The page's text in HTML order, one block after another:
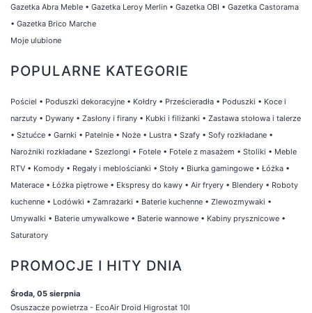
Gazetka Abra Meble • Gazetka Leroy Merlin • Gazetka OBI • Gazetka Castorama
• Gazetka Brico Marche
Moje ulubione
POPULARNE KATEGORIE
Pościel • Poduszki dekoracyjne • Kołdry • Prześcieradła • Poduszki • Koce i
narzuty • Dywany • Zasłony i firany • Kubki i filiżanki • Zastawa stołowa i talerze
• Sztućce • Garnki • Patelnie • Noże • Lustra • Szafy • Sofy rozkładane •
Narożniki rozkładane • Szezlongi • Fotele • Fotele z masażem • Stoliki • Meble
RTV • Komody • Regały i meblościanki • Stoły • Biurka gamingowe • Łóżka •
Materace • Łóżka piętrowe • Ekspresy do kawy • Air fryery • Blendery • Roboty
kuchenne • Lodówki • Zamrażarki • Baterie kuchenne • Zlewozmywaki •
Umywalki • Baterie umywalkowe • Baterie wannowe • Kabiny prysznicowe •
Saturatory
PROMOCJE I HITY DNIA
Środa, 05 sierpnia
Osuszacze powietrza - EcoAir Droid Higrostat 10l